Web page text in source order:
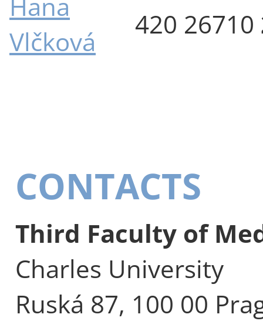
Vlčková
420 26710
CONTACTS
Third Faculty of
Charles University
Ruská 87, 100 00